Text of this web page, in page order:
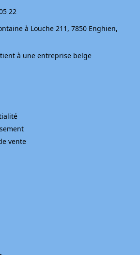
22
à Louche 211, 7850 Enghien,
à une entreprise belge
vente